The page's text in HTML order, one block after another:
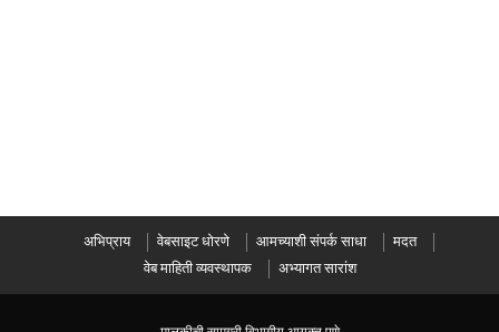
अभिप्राय वेबसाइट धोरणे आमच्याशी संपर्क साधा
मदत
वेब माहिती व्यवस्थापक
अभ्यागत सारांश